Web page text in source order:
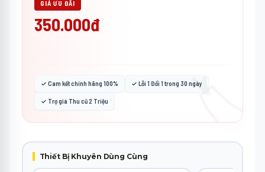
🏷️
GIÁ ƯU ĐÃI
350.000đ
✓ Cam kết chính hãng 100% ✓ Lỗi 1 Đổi 1 trong 30 ngày
✓ Trợ giá Thu cũ 2 Triệu
Thiết Bị Khuyên Dùng Cùng